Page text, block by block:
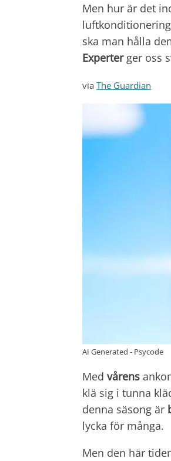
Men hur är det
ska man hålla
Experterger oss
via The Guardian
AI Generated - Psycode
Med vårens
klä sig i tunna
denna säsong är
lycka för många.
Men den här